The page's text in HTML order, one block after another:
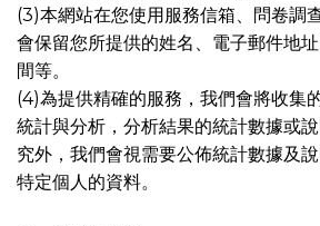
(3)本網站在您使用服務信箱、問卷調
會保留您所提供的姓名、電子郵件地
間等。
(4)為提供精確的服務，我們會將收集
統計與分析，分析結果的統計數據或
究外，我們會視需要公佈統計數據及
特定個人的資料。